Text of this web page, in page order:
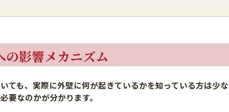
影響メカニズム
ても、実際に外壁に何が起きているかを知っている方は少
要なのかが分かります。